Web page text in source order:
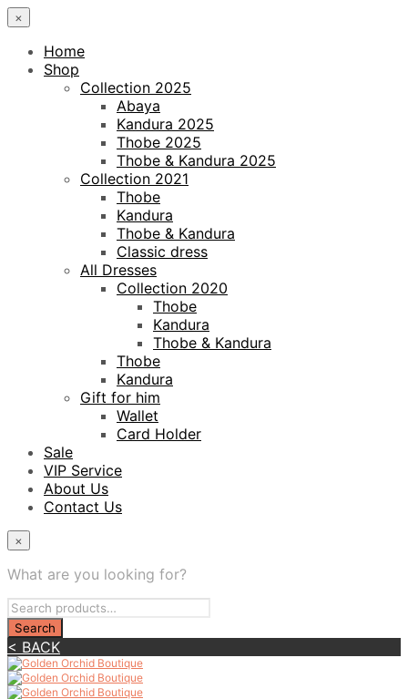
×
Home
Shop
Collection 2025
Abaya
Kandura 2025
Thobe 2025
Thobe & Kandura 2025
Collection 2021
Thobe
Kandura
Thobe & Kandura
Classic dress
All Dresses
Collection 2020
Thobe
Kandura
Thobe & Kandura
Thobe
Kandura
Gift for him
Wallet
Card Holder
Sale
VIP Service
About Us
Contact Us
×
What are you looking for?
< BACK